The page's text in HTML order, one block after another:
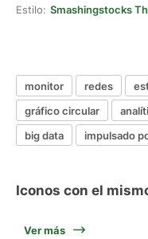
Estilo: Smashingstocks
monitor redes
gráfico circular
big data
impulsado
Iconos con el
Ver más